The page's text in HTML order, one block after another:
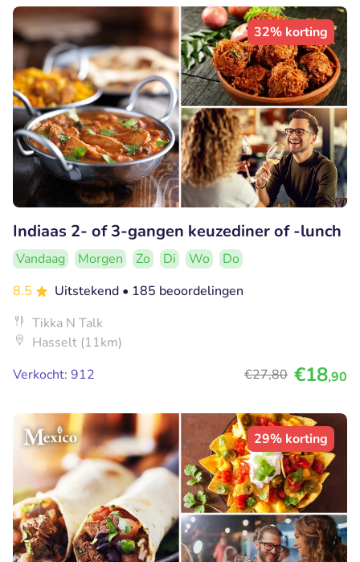
32% korting
Indiaas 2- of 3-gangen keuzediner of -lunch
Vandaag Morgen Zo Di Wo
Do
8.5
Uitstekend • 185 beoordelingen
Tikka N Talk
Hasselt (11km)
Verkocht: 912
€27,80 €18,90
29% korting